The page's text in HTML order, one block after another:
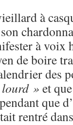
à
à voix
de boire
des
lourd » et
que
rentré